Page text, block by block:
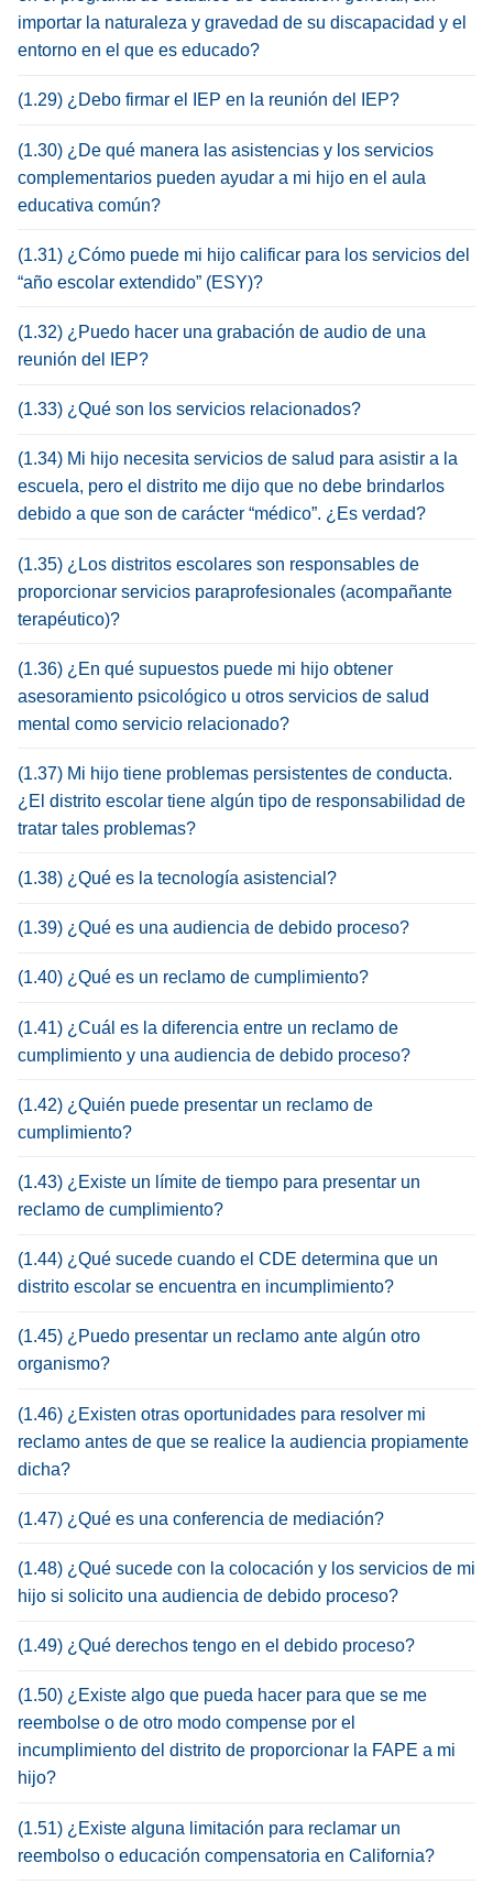
importar la naturaleza y gravedad de su discapacidad y el
entorno en el que es educado?
(1.29) ¿Debo firmar el IEP en la reunión del IEP?
(1.30) ¿De qué manera las asistencias y los servicios
complementarios pueden ayudar a mi hijo en el aula
educativa común?
(1.31) ¿Cómo puede mi hijo calificar para los servicios del
“año escolar extendido” (ESY)?
(1.32) ¿Puedo hacer una grabación de audio de una
reunión del IEP?
(1.33) ¿Qué son los servicios relacionados?
(1.34) Mi hijo necesita servicios de salud para asistir a la
escuela, pero el distrito me dijo que no debe brindarlos
debido a que son de carácter “médico”. ¿Es verdad?
(1.35) ¿Los distritos escolares son responsables de
proporcionar servicios paraprofesionales (acompañante
terapéutico)?
(1.36) ¿En qué supuestos puede mi hijo obtener
asesoramiento psicológico u otros servicios de salud
mental como servicio relacionado?
(1.37) Mi hijo tiene problemas persistentes de conducta.
¿El distrito escolar tiene algún tipo de responsabilidad de
tratar tales problemas?
(1.38) ¿Qué es la tecnología asistencial?
(1.39) ¿Qué es una audiencia de debido proceso?
(1.40) ¿Qué es un reclamo de cumplimiento?
(1.41) ¿Cuál es la diferencia entre un reclamo de
cumplimiento y una audiencia de debido proceso?
(1.42) ¿Quién puede presentar un reclamo de
cumplimiento?
(1.43) ¿Existe un límite de tiempo para presentar un
reclamo de cumplimiento?
(1.44) ¿Qué sucede cuando el CDE determina que un
distrito escolar se encuentra en incumplimiento?
(1.45) ¿Puedo presentar un reclamo ante algún otro
organismo?
(1.46) ¿Existen otras oportunidades para resolver mi
reclamo antes de que se realice la audiencia propiamente
dicha?
(1.47) ¿Qué es una conferencia de mediación?
(1.48) ¿Qué sucede con la colocación y los servicios de mi
hijo si solicito una audiencia de debido proceso?
(1.49) ¿Qué derechos tengo en el debido proceso?
(1.50) ¿Existe algo que pueda hacer para que se me
reembolse o de otro modo compense por el
incumplimiento del distrito de proporcionar la FAPE a mi
hijo?
(1.51) ¿Existe alguna limitación para reclamar un
reembolso o educación compensatoria en California?